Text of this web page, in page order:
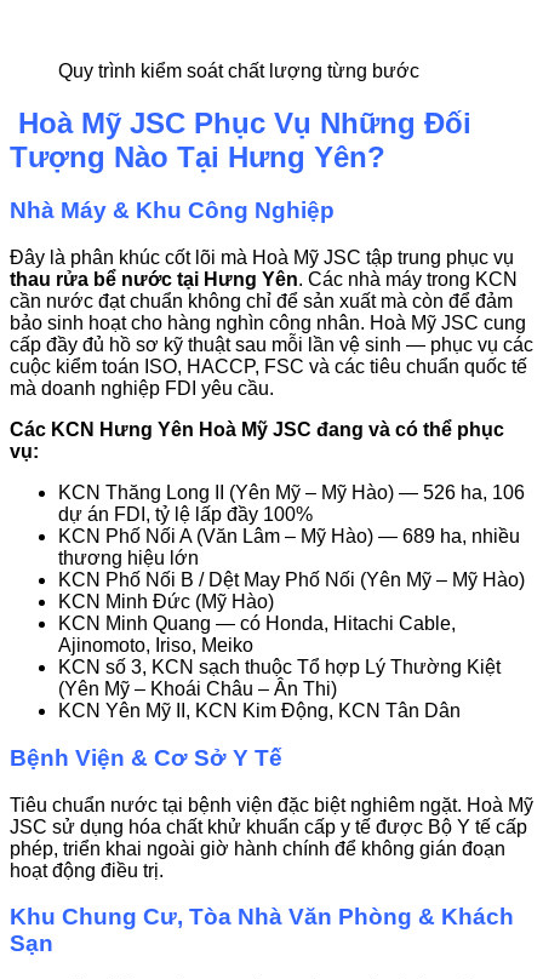
Quy trình kiểm soát chất lượng từng bước
Hoà Mỹ JSC Phục Vụ Những Đối
Tượng Nào Tại Hưng Yên?
Nhà Máy & Khu Công Nghiệp
Đây là phân khúc cốt lõi mà Hoà Mỹ JSC tập trung phục vụ
thau rửa bể nước tại Hưng Yên. Các nhà máy trong KCN
cần nước đạt chuẩn không chỉ để sản xuất mà còn để đảm
bảo sinh hoạt cho hàng nghìn công nhân. Hoà Mỹ JSC cung
cấp đầy đủ hồ sơ kỹ thuật sau mỗi lần vệ sinh — phục vụ các
cuộc kiểm toán ISO, HACCP, FSC và các tiêu chuẩn quốc tế
mà doanh nghiệp FDI yêu cầu.
Các KCN Hưng Yên Hoà Mỹ JSC đang và có thể phục
vụ:
KCN Thăng Long II (Yên Mỹ – Mỹ Hào) — 526 ha, 106
dự án FDI, tỷ lệ lấp đầy 100%
KCN Phố Nối A (Văn Lâm – Mỹ Hào) — 689 ha, nhiều
thương hiệu lớn
KCN Phố Nối B / Dệt May Phố Nối (Yên Mỹ – Mỹ Hào)
KCN Minh Đức (Mỹ Hào)
KCN Minh Quang — có Honda, Hitachi Cable,
Ajinomoto, Iriso, Meiko
KCN số 3, KCN sạch thuộc Tổ hợp Lý Thường Kiệt
(Yên Mỹ – Khoái Châu – Ân Thi)
KCN Yên Mỹ II, KCN Kim Động, KCN Tân Dân
Bệnh Viện & Cơ Sở Y Tế
Tiêu chuẩn nước tại bệnh viện đặc biệt nghiêm ngặt. Hoà Mỹ
JSC sử dụng hóa chất khử khuẩn cấp y tế được Bộ Y tế cấp
phép, triển khai ngoài giờ hành chính để không gián đoạn
hoạt động điều trị.
Khu Chung Cư, Tòa Nhà Văn Phòng & Khách
Sạn